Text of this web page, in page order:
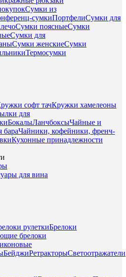
Сумки из
сумкиПортфелиСумки для
Сумки поясныеСумки
Сумки для
Сумки женскиеСумки
Термосумки
софт тачКружки хамелеоны
для
БокалыЛанчбоксыЧайные и
бараЧайники, кофейники, френч-
Кухонные принадлежности
для вина
рулеткиБрелоки
брелоки
БейджиРетракторыСветоотражатели